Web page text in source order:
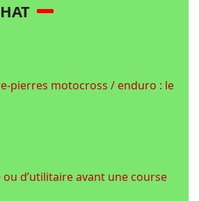
pierres motocross / enduro : le
d’utilitaire avant une course